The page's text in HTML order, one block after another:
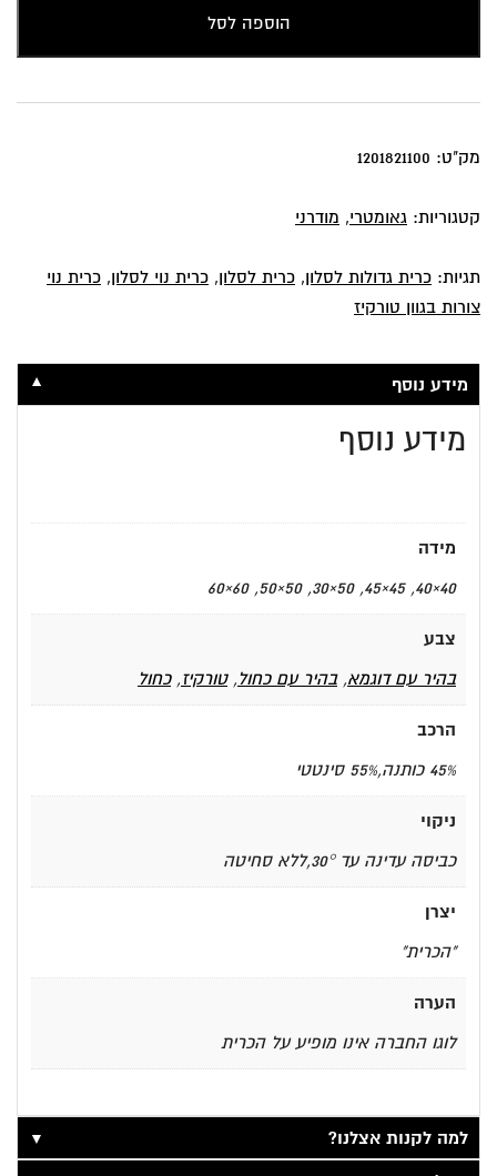
נוי
צורות
הוספה לסל
מק"ט: 1201821100
קטגוריות: גאומטרי, מודרני
תגיות: כרית גדולות לסלון, כרית לסלון, כרית נוי לסלון, כרית נוי
צורות בגוון טורקיז
מידע נוסף ▼
מידע נוסף
מידה
40×40, 45×45, 50×30, 50×50, 60×60
צבע
בהיר עם דוגמא,בהיר עם כחול,טורקיז,כחול
הרכב
45% כותנה,55% סינטטי
ניקוי
כביסה עדינה עד 30°,ללא סחיטה
יצרן
"הכרית"
הערה
לוגו החברה אינו מופיע על הכרית
למה לקנות אצלנו?
▼